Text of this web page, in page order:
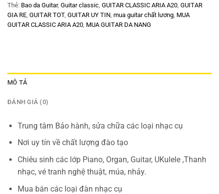
Thẻ: Bao da Guitar, Guitar classic GUITAR CLASSIC ARIA A20 GUITAR
GIA RE GUITAR TOT, GUITAR UY TIN mua guitar chất lương MUA
GUITAR CLASSIC ARIA A20 MUA GUITAR DA NANG
MÔ TẢ
ĐÁNH GIÁ (0)
Trung tâm Bảo hành, sửa chữa các loại nhạc cụ
Nơi uy tín về chất lượng đào tạo
Chiêu sinh các lớp Piano, Organ, Guitar, UKulele ,Thanh
nhạc, vé tranh nghệ thuật, múa, nhảy.
Mua bán các loại đàn nhạc cụ